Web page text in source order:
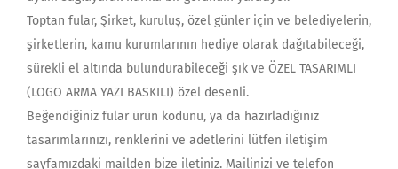
Toptan fular, Şirket, kuruluş, özel günler için ve belediyelerin,
şirketlerin, kamu kurumlarının hediye olarak dağıtabileceği,
sürekli el altında bulundurabileceği şık ve ÖZEL TASARIMLI
(LOGO ARMA YAZI BASKILI) özel desenli.
Beğendiğiniz fular ürün kodunu, ya da hazırladığınız
tasarımlarınızı, renklerini ve adetlerini lütfen iletişim
sayfamızdaki mailden bize iletiniz. Mailinizi ve telefon